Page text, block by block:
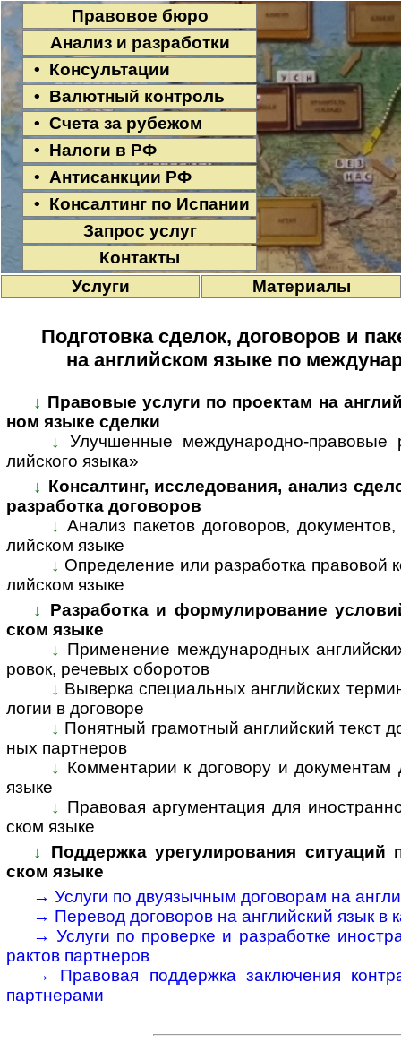
Правовое бюро
Анализ и разработки
• Консультации
• Валютный контроль
• Счета за рубежом
• Налоги в РФ
• Антисанкции РФ
• Консалтинг по Испании
Запрос услуг
Контакты
Услуги
Материалы
Подготовка сделок, договоров и
на английском языке по
↓ Правовые услуги по проектам на
ном язы­ке сделки
↓
Улучшенные международно-
лийс­кого языка»
↓ Консалтинг, исследования, анализ
раз­ра­ботка дого­воров
↓ Анализ пакетов договоров,
лий­ском языке
↓ Определение или разработка правовой
лий­ском языке
↓
Разработка и формулирование
ском языке
↓ Применение международных
ро­вок, рече­вых обо­ротов
↓ Выверка специальных английских
ло­гии в дого­воре
↓ Понятный грамотный английский текст
ных парт­неров
↓ Комментарии к договору и документам
языке
↓ Правовая аргументация для
ском языке
↓
Поддержка урегулирования
ском языке
→ Услуги по двуязычным договорам на
→ Перевод договоров на анг­лий­ский язык в
→ Услуги по проверке и разработке
рактов парт­неров
→
Правовая поддержка заключения
парт­нерами